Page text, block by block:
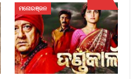
ମନୋରଞ୍ଜନ